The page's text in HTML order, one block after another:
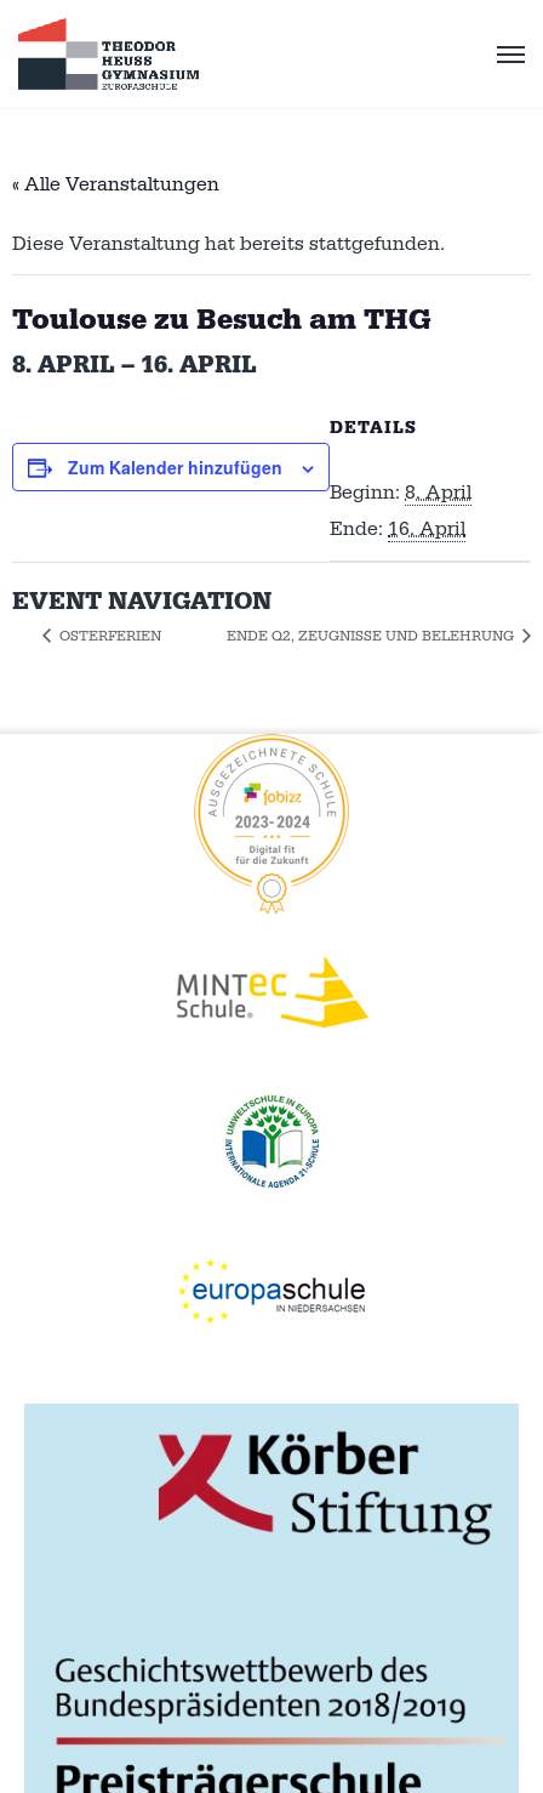
« Alle Veranstaltungen
Diese Veranstaltung hat bereits stattgefunden.
Toulouse zu Besuch am THG
8. APRIL – 16. APRIL
Zum Kalender hinzufügen
DETAILS
Beginn: 8. April
Ende: 16. April
EVENT NAVIGATION
OSTERFERIEN ENDE Q2, ZEUGNISSE UND BELEHRUNG